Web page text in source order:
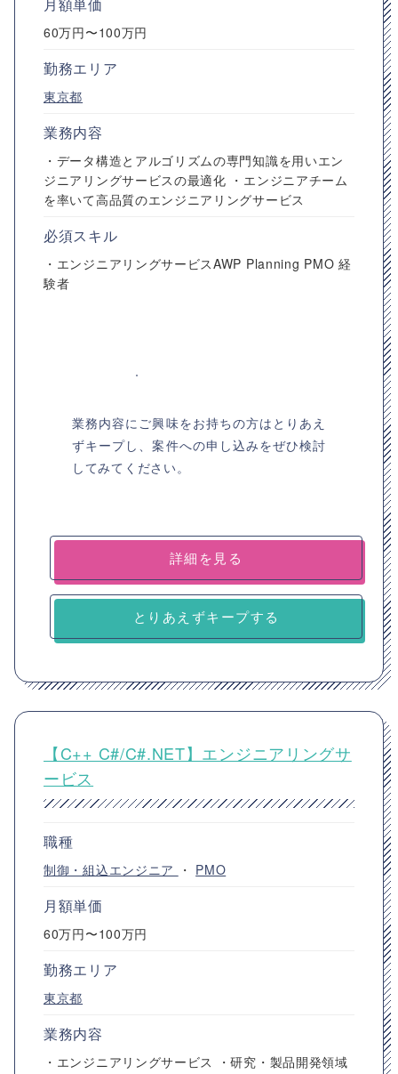
60万円〜100万円
勤務エリア
東京都
業務内容
・データ構造とアルゴリズムの専門知識を用いエン
ジニアリングサービスの最適化 ・エンジニアチーム
を率いて高品質のエンジニアリングサービス
必須スキル
・エンジニアリングサービスAWP Planning PMO 経
験者
業務内容にご興味をお持ちの方はとりあえ
ずキープし、案件への申し込みをぜひ検討
してみてください。
詳細を見る
とりあえずキープする
【C++ C#/C#.NET】エンジニアリングサ
ービス
職種
制御・組込エンジニア ・ PMO
月額単価
60万円〜100万円
勤務エリア
東京都
業務内容
・エンジニアリングサービス ・研究・製品開発領域